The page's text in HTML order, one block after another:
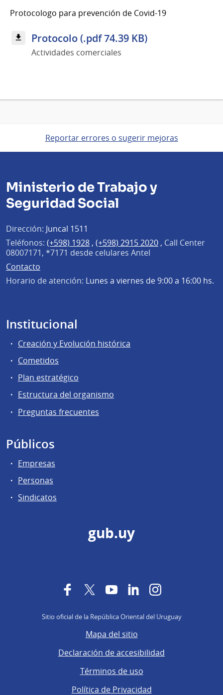
Protocologo para prevención de Covid-19
Protocolo (.pdf 74.39 KB)
Actividades comerciales
Reportar errores o sugerir mejoras
Ministerio de Trabajo y
Seguridad Social
Dirección: Juncal 1511
Teléfonos: (+598) 1928 , (+598) 2915 2020 , Call Center
08007171, *7171 desde celulares Antel
Contacto
Horario de atención: Lunes a viernes de 9:00 a 16:00 hs.
Institucional
Creación y Evolución histórica
Cometidos
Plan estratégico
Estructura del organismo
Preguntas frecuentes
Públicos
Empresas
Personas
Sindicatos
gub.uy
FacebookTwitterYouTubeLinkedInInstagram
Sitio oficial de la República Oriental del Uruguay
Mapa del sitio
Declaración de accesibilidad
Términos de uso
Política de Privacidad